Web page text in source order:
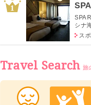
1
SPA
シナ
ス
Travel Search 旅